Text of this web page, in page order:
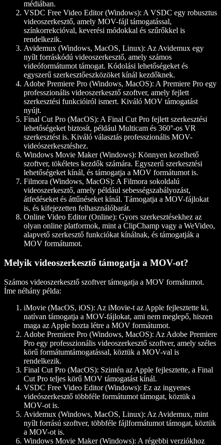
médiában.
VSDC Free Video Editor (Windows): A VSDC egy robusztus
videoszerkesztő, amely MOV-fájl támogatással,
színkorrekcióval, keverési módokkal és szűrőkkel is
rendelkezik.
Avidemux (Windows, MacOS, Linux): Az Avidemux egy
nyílt forráskódú videoszerkesztő, amely számos
videóformátumot támogat. Kódolási lehetőségeket és
egyszerű szerkesztőeszközöket kínál kezdőknek.
Adobe Premiere Pro (Windows, MacOS): A Premiere Pro egy
professzionális videoszerkesztő szoftver, amely fejlett
szerkesztési funkcióiról ismert. Kiváló MOV támogatást
nyújt.
Final Cut Pro (MacOS): A Final Cut Pro fejlett szerkesztési
lehetőségeket biztosít, például Multicam és 360°-os VR
szerkesztést is. Kiváló választás professzionális MOV-
videószerkesztéshez.
Windows Movie Maker (Windows): Könnyen kezelhető
szoftver, tökéletes kezdők számára. Egyszerű szerkesztési
lehetőségeket kínál, és támogatja a MOV formátumot is.
Filmora (Windows, MacOS): A Filmora sokoldalú
videoszerkesztő, amely például sebességszabályozást,
átfedéseket és áttűnéseket kínál. Támogatja a MOV-fájlokat
is, és kifejezetten felhasználóbarát.
Online Video Editor (Online): Gyors szerkesztésekhez az
olyan online platformok, mint a ClipChamp vagy a WeVideo,
alapvető szerkesztő funkciókat kínálnak, és támogatják a
MOV formátumot.
Melyik videoszerkesztő támogatja a MOV-ot?
Számos videoszerkesztő szoftver támogatja a MOV formátumot.
Íme néhány példa:
iMovie (MacOS, iOS): Az iMovie-t az Apple fejlesztette ki,
natívan támogatja a MOV-fájlokat, ami nem meglepő, hiszen
maga az Apple hozta létre a MOV formátumot.
Adobe Premiere Pro (Windows, MacOS): Az Adobe Premiere
Pro egy professzionális videoszerkesztő szoftver, amely széles
körű formátumtámogatással, köztük a MOV-val is
rendelkezik.
Final Cut Pro (MacOS): Szintén az Apple fejlesztette, a Final
Cut Pro teljes körű MOV támogatást kínál.
VSDC Free Video Editor (Windows): Ez az ingyenes
videószerkesztő többféle formátumot támogat, köztük a
MOV-ot is.
Avidemux (Windows, MacOS, Linux): Az Avidemux, mint
nyílt forrású szoftver, többféle fájlformátumot támogat, köztük
a MOV-ot is.
Windows Movie Maker (Windows): A régebbi verziókhoz